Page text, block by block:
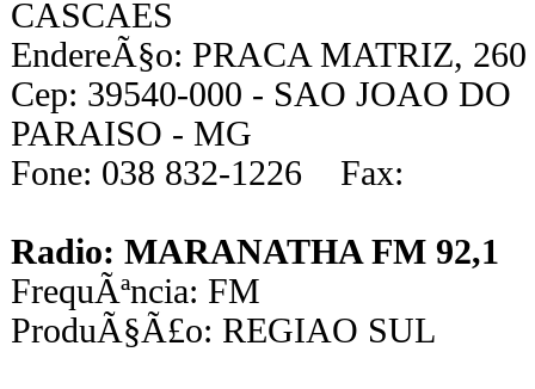
CASCAES
EndereÃ§o: PRACA MATRIZ, 260
Cep: 39540-000 - SAO JOAO DO
PARAISO - MG
Fone: 038 832-1226 Fax:
Radio: MARANATHA FM 92,1
FrequÃªncia: FM
ProduÃ§Ã£o: REGIAO SUL